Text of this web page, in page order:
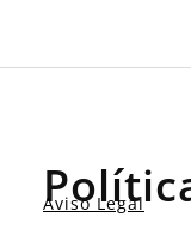
Aviso Legal